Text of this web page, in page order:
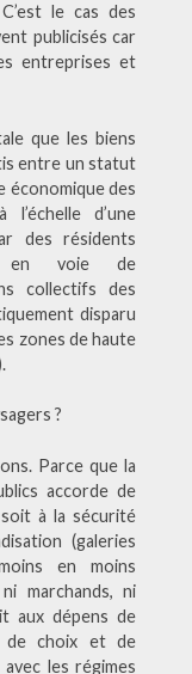
le cas des
publicisés car
entreprises et
que les biens
entre un statut
économique des
d’une
des résidents
en voie de
collectifs des
disparu
zones de haute
?
Parce que la
accorde de
soit à la sécurité
(galeries
en moins
marchands, ni
aux dépens de
de choix et de
les régimes